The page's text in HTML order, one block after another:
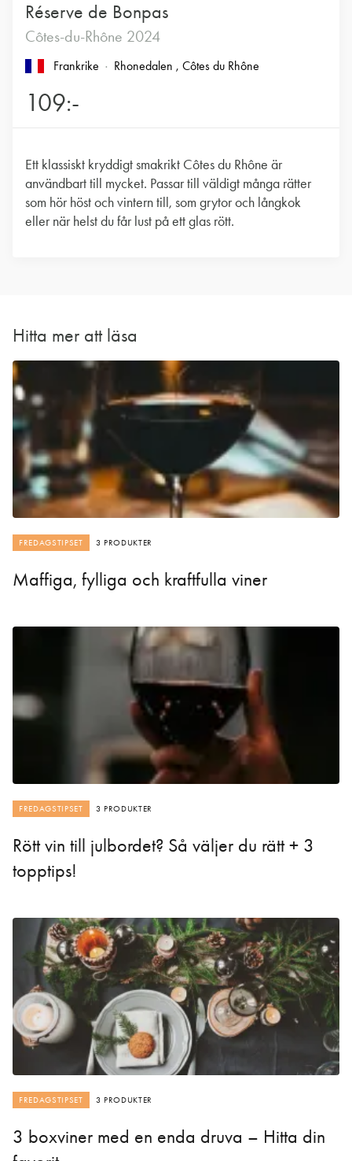
Réserve de Bonpas
Côtes-du-Rhône 2024
Frankrike Rhonedalen , Côtes du Rhône
109:-
Ett klassiskt kryddigt smakrikt Côtes du Rhône är
användbart till mycket. Passar till väldigt många rätter
som hör höst och vintern till, som grytor och långkok
eller när helst du får lust på ett glas rött.
Hitta mer att läsa
FREDAGSTIPSET 3 PRODUKTER
Maffiga, fylliga och kraftfulla viner
FREDAGSTIPSET 3 PRODUKTER
Rött vin till julbordet? Så väljer du rätt + 3
topptips!
FREDAGSTIPSET 3 PRODUKTER
3 boxviner med en enda druva – Hitta din